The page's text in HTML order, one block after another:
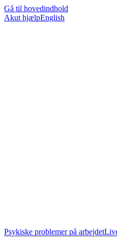
Gå til hovedindhold
Akut hjælpEnglish
Psykiske problemer på arbejdet